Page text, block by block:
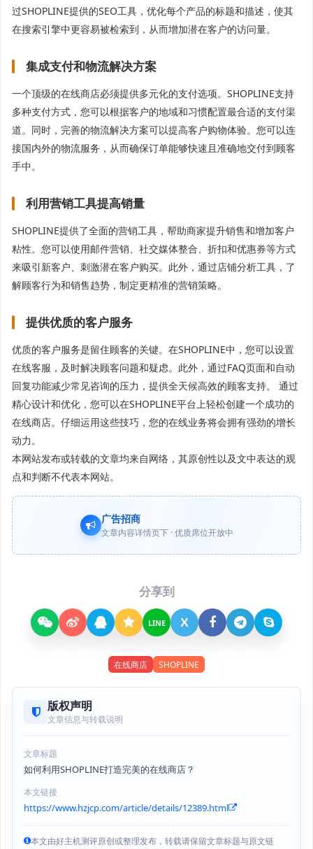
过SHOPLINE提供的SEO工具，优化每个产品的标题和描述，使其
在搜索引擎中更容易被检索到，从而增加潜在客户的访问量。
集成支付和物流解决方案
一个顶级的在线商店必须提供多元化的支付选项。SHOPLINE支持
多种支付方式，您可以根据客户的地域和习惯配置最合适的支付渠
道。同时，完善的物流解决方案可以提高客户购物体验。您可以连
接国内外的物流服务，从而确保订单能够快速且准确地交付到顾客
手中。
利用营销工具提高销量
SHOPLINE提供了全面的营销工具，帮助商家提升销售和增加客户
粘性。您可以使用邮件营销、社交媒体整合、折扣和优惠券等方式
来吸引新客户、刺激潜在客户购买。此外，通过店铺分析工具，了
解顾客行为和销售趋势，制定更精准的营销策略。
提供优质的客户服务
优质的客户服务是留住顾客的关键。在SHOPLINE中，您可以设置
在线客服，及时解决顾客问题和疑虑。此外，通过FAQ页面和自动
回复功能减少常见咨询的压力，提供全天候高效的顾客支持。 通过
精心设计和优化，您可以在SHOPLINE平台上轻松创建一个成功的
在线商店。仔细运用这些技巧，您的在线业务将会拥有强劲的增长
动力。
本网站发布或转载的文章均来自网络，其原创性以及文中表达的观
点和判断不代表本网站。
广告招商
文章内容详情页下 · 优质席位开放中
分享到
LINE X
在线商店 SHOPLINE
版权声明
文章信息与转载说明
文章标题
如何利用SHOPLINE打造完美的在线商店？
本文链接
https://www.hzjcp.com/article/details/12389.html
本文由好主机测评原创或整理发布，转载请保留文章标题与原文链